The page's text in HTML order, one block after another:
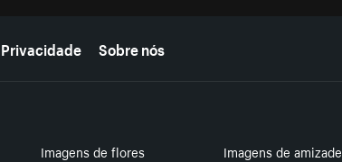
Privacidade Sobre nós
Imagens de flores
Imagens de amizade